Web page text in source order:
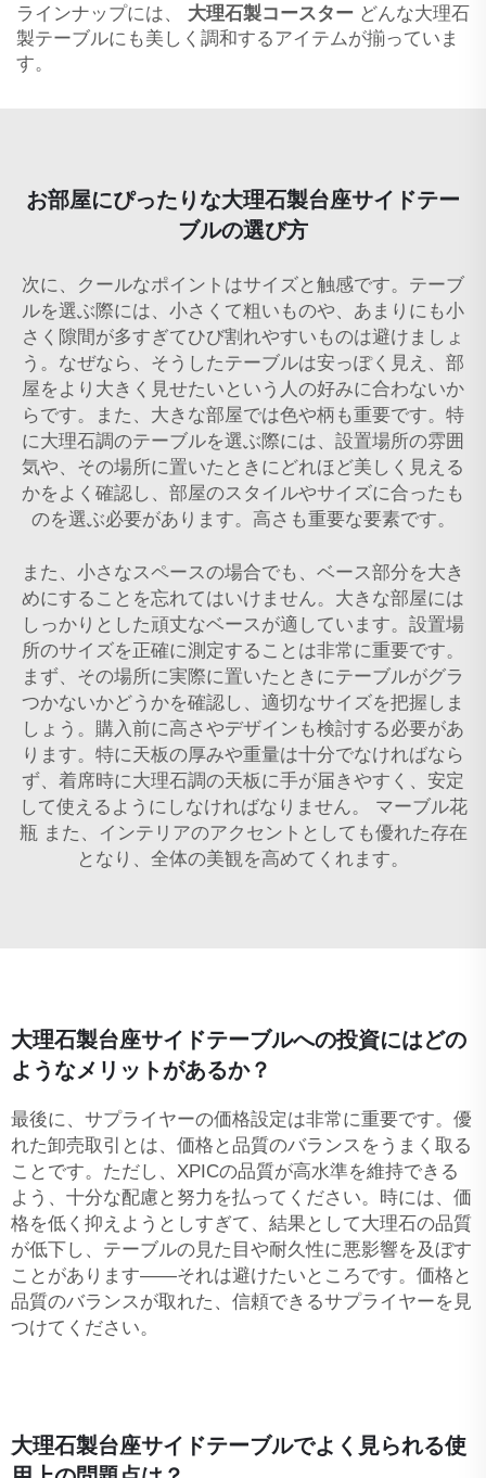
ラインナップには、 大理石製コースター どんな大理石
製テーブルにも美しく調和するアイテムが揃っていま
す。
お部屋にぴったりな大理石製台座サイドテー
ブルの選び方
次に、クールなポイントはサイズと触感です。テーブ
ルを選ぶ際には、小さくて粗いものや、あまりにも小
さく隙間が多すぎてひび割れやすいものは避けましょ
う。なぜなら、そうしたテーブルは安っぽく見え、部
屋をより大きく見せたいという人の好みに合わないか
らです。また、大きな部屋では色や柄も重要です。特
に大理石調のテーブルを選ぶ際には、設置場所の雰囲
気や、その場所に置いたときにどれほど美しく見える
かをよく確認し、部屋のスタイルやサイズに合ったも
のを選ぶ必要があります。高さも重要な要素です。
また、小さなスペースの場合でも、ベース部分を大き
めにすることを忘れてはいけません。大きな部屋には
しっかりとした頑丈なベースが適しています。設置場
所のサイズを正確に測定することは非常に重要です。
まず、その場所に実際に置いたときにテーブルがグラ
つかないかどうかを確認し、適切なサイズを把握しま
しょう。購入前に高さやデザインも検討する必要があ
ります。特に天板の厚みや重量は十分でなければなら
ず、着席時に大理石調の天板に手が届きやすく、安定
して使えるようにしなければなりません。 マーブル花
瓶 また、インテリアのアクセントとしても優れた存在
となり、全体の美観を高めてくれます。
大理石製台座サイドテーブルへの投資にはどの
ようなメリットがあるか？
最後に、サプライヤーの価格設定は非常に重要です。優
れた卸売取引とは、価格と品質のバランスをうまく取る
ことです。ただし、XPICの品質が高水準を維持できる
よう、十分な配慮と努力を払ってください。時には、価
格を低く抑えようとしすぎて、結果として大理石の品質
が低下し、テーブルの見た目や耐久性に悪影響を及ぼす
ことがあります——それは避けたいところです。価格と
品質のバランスが取れた、信頼できるサプライヤーを見
つけてください。
大理石製台座サイドテーブルでよく見られる使